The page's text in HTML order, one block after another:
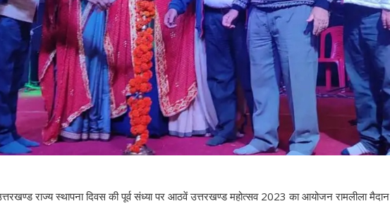
राज्य स्थापना दिवस की पूर्व संध्या पर आठवें उत्तरखण्ड महोत्सव 2023 का आयोजन रामलीला मैदान